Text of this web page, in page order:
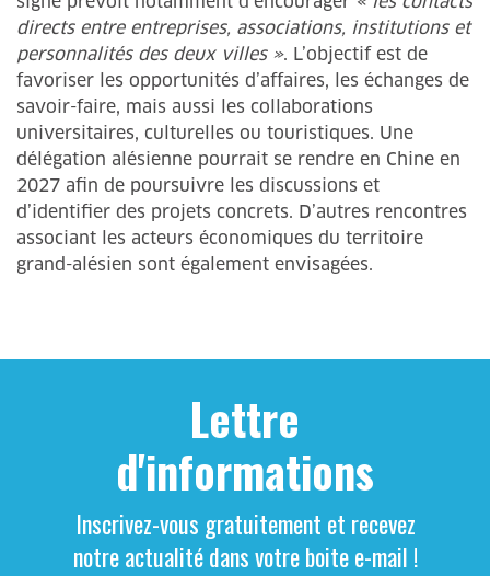
directs entre entreprises, associations, institutions et
personnalités des deux villes ». L’objectif est de
favoriser les opportunités d’affaires, les échanges de
savoir-faire, mais aussi les collaborations
universitaires, culturelles ou touristiques. Une
délégation alésienne pourrait se rendre en Chine en
2027 afin de poursuivre les discussions et
d’identifier des projets concrets. D’autres rencontres
associant les acteurs économiques du territoire
grand-alésien sont également envisagées.
Lettre
d'informations
Inscrivez-vous gratuitement et recevez
notre actualité dans votre boite e-mail !